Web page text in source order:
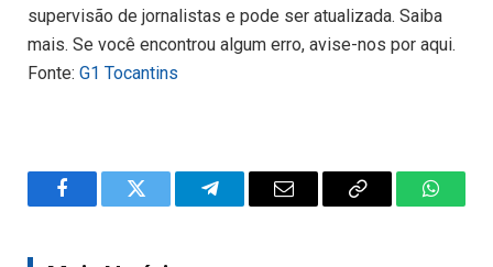
supervisão de jornalistas e pode ser atualizada. Saiba
mais. Se você encontrou algum erro, avise-nos por aqui.
Fonte: G1 Tocantins
FacebookTwitter TelegramEmail
Copy